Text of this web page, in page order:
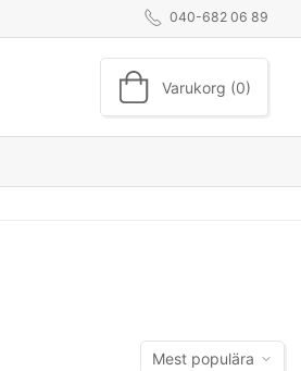
040-682 06 89
Varukorg (0)
Mest populära